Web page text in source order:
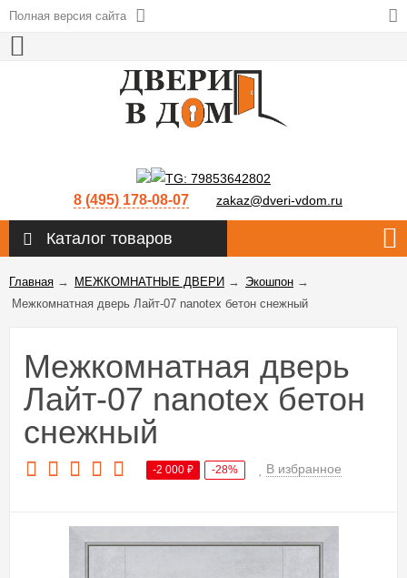
Полная версия сайта
8 (495) 178-08-07 zakaz@dveri-vdom.ru
Каталог товаров
Главная → МЕЖКОМНАТНЫЕ ДВЕРИ → Экошпон →
Межкомнатная дверь Лайт-07 nanotex бетон снежный
Межкомнатная дверь
Лайт-07 nanotex бетон
снежный
-2 000 ₽ -28% В избранное